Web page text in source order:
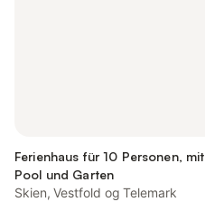
Ferienhaus für 10 Personen, mit
Pool und Garten
Skien, Vestfold og Telemark